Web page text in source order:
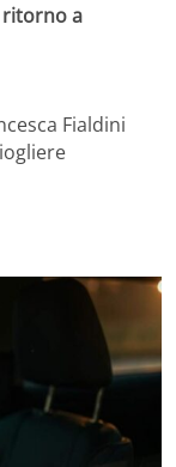
ritorno a
Fialdini